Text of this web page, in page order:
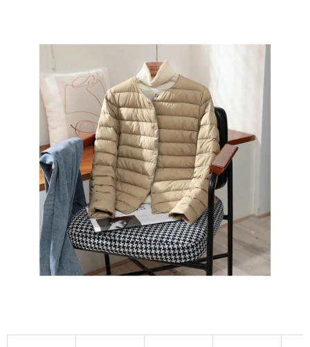
z
hvězdiček.